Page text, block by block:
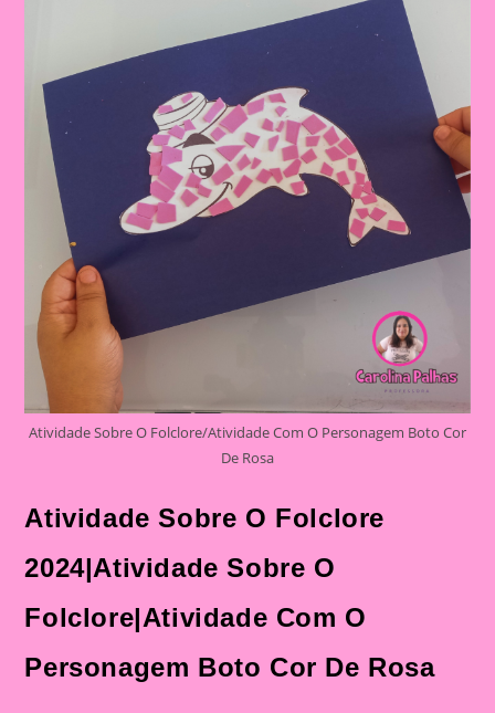
Atividade Sobre O Folclore/Atividade Com O Personagem Boto Cor
De Rosa
Atividade Sobre O Folclore
2024|Atividade Sobre O
Folclore|Atividade Com O
Personagem Boto Cor De Rosa